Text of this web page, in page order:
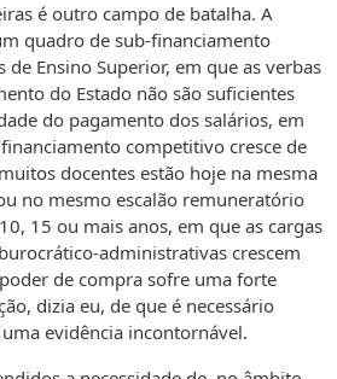
é outro campo de batalha. A
quadro de sub-financiamento
Ensino Superior, em que as verbas
do Estado não são suficientes
do pagamento dos salários, em
competitivo cresce de
docentes estão hoje na mesma
no mesmo escalão remuneratório
15 ou mais anos, em que as cargas
administrativas crescem
de compra sofre uma forte
dizia eu, de que é necessário
evidência incontornável.